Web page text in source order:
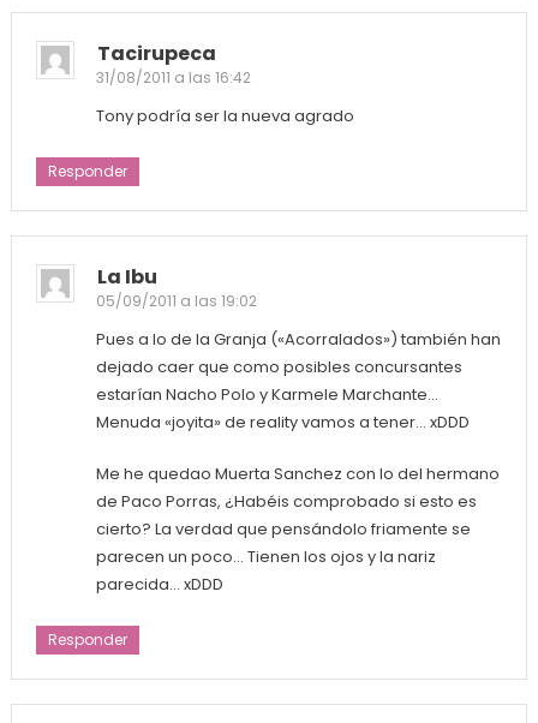
Tacirupeca
31/08/2011 a las 16:42
Tony podría ser la nueva agrado
Responder
La Ibu
05/09/2011 a las 19:02
Pues a lo de la Granja («Acorralados») también han
dejado caer que como posibles concursantes
estarían Nacho Polo y Karmele Marchante…
Menuda «joyita» de reality vamos a tener… xDDD
Me he quedao Muerta Sanchez con lo del hermano
de Paco Porras, ¿Habéis comprobado si esto es
cierto? La verdad que pensándolo friamente se
parecen un poco… Tienen los ojos y la nariz
parecida… xDDD
Responder